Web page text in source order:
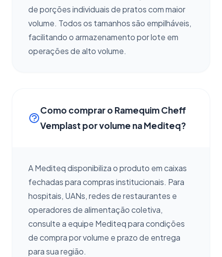
de porções individuais de pratos com maior
volume. Todos os tamanhos são empilháveis,
facilitando o armazenamento por lote em
operações de alto volume.
Como comprar o Ramequim Cheff
Vemplast por volume na Mediteq?
A Mediteq disponibiliza o produto em caixas
fechadas para compras institucionais. Para
hospitais, UANs, redes de restaurantes e
operadores de alimentação coletiva,
consulte a equipe Mediteq para condições
de compra por volume e prazo de entrega
para sua região.